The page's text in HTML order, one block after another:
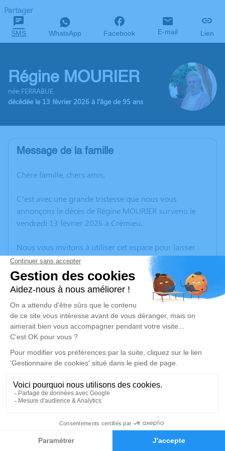
Faire-part Hommages
Partager
SMS WhatsApp Facebook E-mail Lien
Régine MOURIER
née FERRABUE
décédée le 13 février 2026 à l'âge de 95 ans
Message de la famille
Chère famille, chers amis,
C’est avec une grande tristesse que nous vous
annonçons le décès de Régine MOURIER survenu le
vendredi 13 février 2026 à Crémieu.
Nous vous invitons à utiliser cet espace pour laisser
vos condoléances, partager des photos souvenirs, une
anecdote ou exprimer vos pensées à travers des
poèmes ou des textes. Cet endroit est un lieu
d'expression dédié à honorer la mémoire de Régine
MOURIER.
Un service de plantation d’arbre hommage est
disponible ici.
Je rends hommage
Cérémonie civile
Crématorium de Bron
161 Boulevard de l'Université